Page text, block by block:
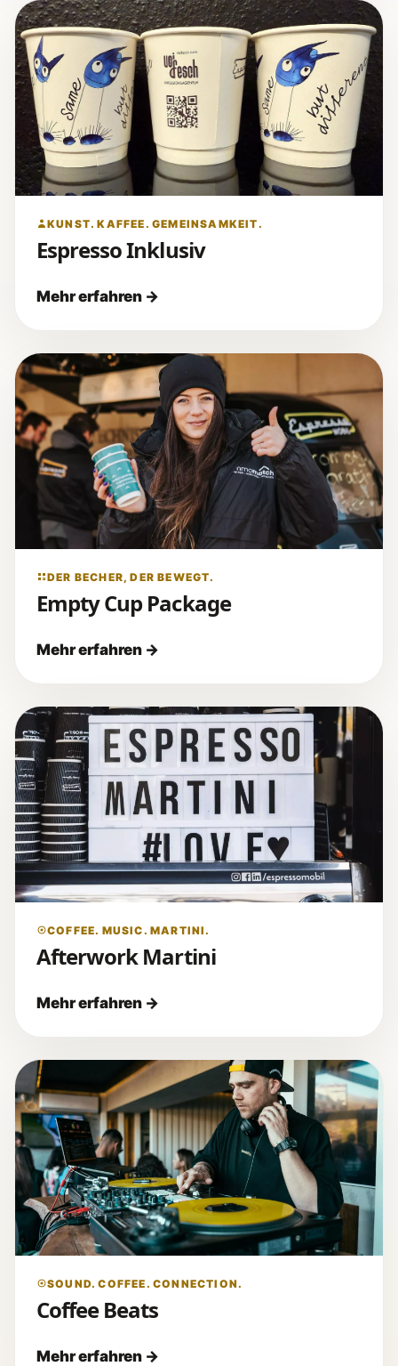
KUNST. KAFFEE. GEMEINSAMKEIT.
Espresso Inklusiv
DER BECHER, DER BEWEGT.
Empty Cup Package
COFFEE. MUSIC. MARTINI.
Afterwork Martini
SOUND. COFFEE. CONNECTION.
Coffee Beats